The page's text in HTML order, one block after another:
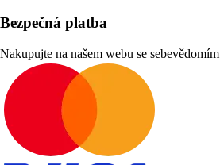
Bezpečná platba
Nakupujte na našem webu se sebevědomím